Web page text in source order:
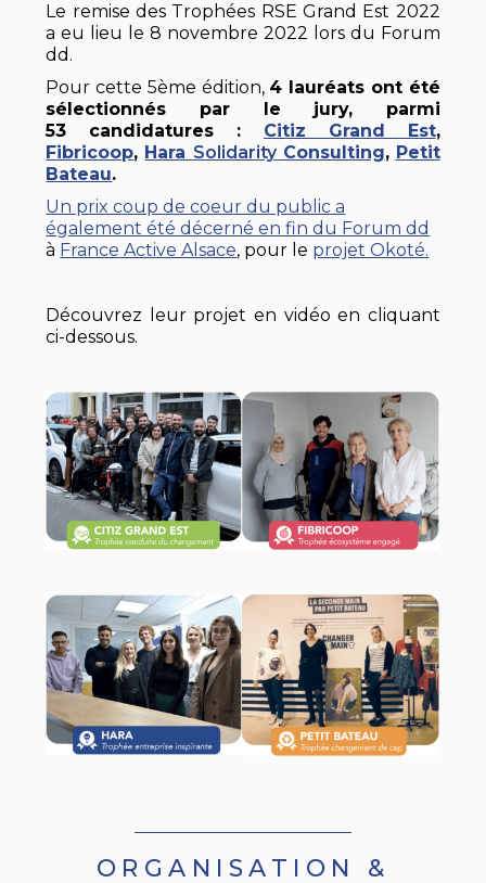
Le remise des Trophées RSE Grand Est 2022
a eu lieu le 8 novembre 2022 lors du Forum
dd.
Pour cette 5ème édition, 4 lauréats ont été
sélectionnés par le jury, parmi
53 candidatures : Citiz Grand Est,
Fibricoop, Hara SolidarityConsulting, Petit
Bateau.
Un prix coup de coeur du public a
également été décerné en fin du Forum dd
à France Active Alsace, pour le projet Okoté.
Découvrez leur projet en vidéo en cliquant
ci-dessous.
ORGANISATION &